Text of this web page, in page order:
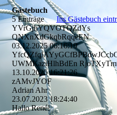
Gästebuch
5 Einträge
Ins Gästebuch
YVrGjhYQVOTQZdYs
QNXnXdGkqbRqqeEN
03.12.2025 06:16:19
UWMKaziHlhBdEn
13.10.2025 16:21:26
zAMvJYOF
Adrian Ahr
23.07.2023 18:24:40
Hallo René!